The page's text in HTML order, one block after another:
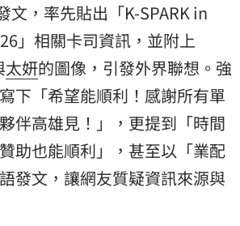
文，率先貼出「K-SPARK in
」相關卡司資訊，並附上
太妍的圖像，引發外界聯想。強
下「希望能順利！感謝所有單
伴高雄見！」，更提到「時間
助也能順利」，甚至以「業配
發文，讓網友質疑資訊來源與